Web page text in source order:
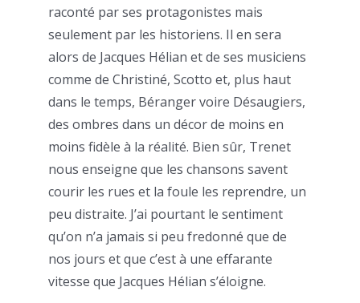
raconté par ses protagonistes mais
seulement par les historiens. Il en sera
alors de Jacques Hélian et de ses musiciens
comme de Christiné, Scotto et, plus haut
dans le temps, Béranger voire Désaugiers,
des ombres dans un décor de moins en
moins fidèle à la réalité. Bien sûr, Trenet
nous enseigne que les chansons savent
courir les rues et la foule les reprendre, un
peu distraite. J’ai pourtant le sentiment
qu’on n’a jamais si peu fredonné que de
nos jours et que c’est à une effarante
vitesse que Jacques Hélian s’éloigne.